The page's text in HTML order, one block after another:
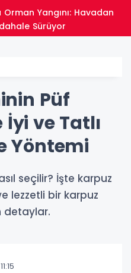
Sürüyor
Püf
ve Tatlı
Yöntemi
seçilir? İşte karpuz
lezzetli bir karpuz
detaylar.